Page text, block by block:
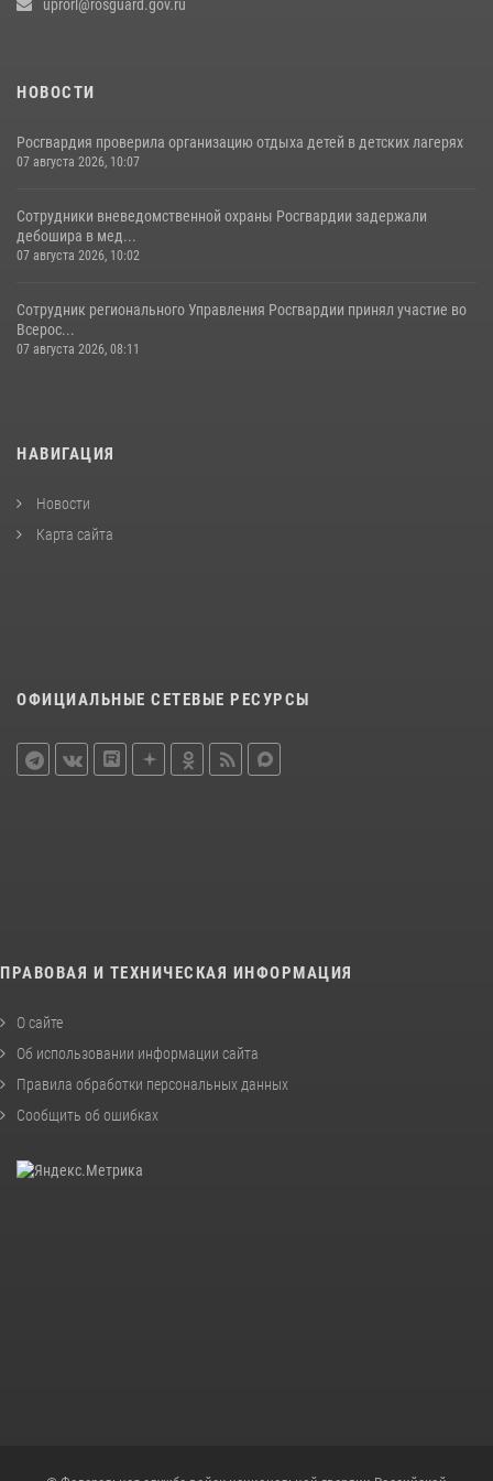
uprorl@rosguard.gov.ru
НОВОСТИ
Росгвардия проверила организацию отдыха детей в детских лагерях
07 августа 2026, 10:07
Сотрудники вневедомственной охраны Росгвардии задержали
дебошира в мед...
07 августа 2026, 10:02
Сотрудник регионального Управления Росгвардии принял участие во
Всерос...
07 августа 2026, 08:11
НАВИГАЦИЯ
Новости
Карта сайта
ОФИЦИАЛЬНЫЕ СЕТЕВЫЕ РЕСУРСЫ
ПРАВОВАЯ И ТЕХНИЧЕСКАЯ ИНФОРМАЦИЯ
О сайте
Об использовании информации сайта
Правила обработки персональных данных
Сообщить об ошибках